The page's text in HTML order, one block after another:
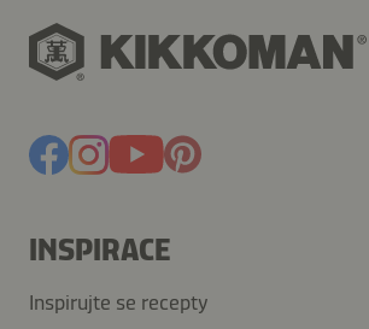
INSPIRACE
Inspirujte se recepty